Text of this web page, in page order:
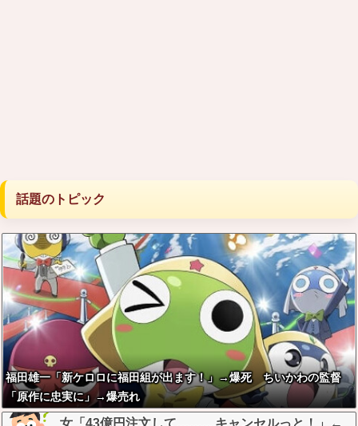
話題のトピック
福田雄一「新ケロロに福田組が出ます！」→爆死 ちいかわの監督
「原作に忠実に」→爆売れ
女「43億円注文して………キャンセルっと！」←